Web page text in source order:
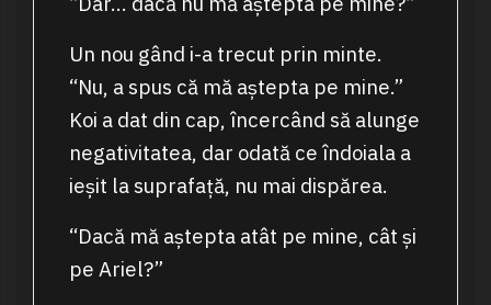
Un nou gând i-a trecut prin minte.
“Nu, a spus că mă aștepta pe mine.”
Koi a dat din cap, încercând să alunge
negativitatea, dar odată ce îndoiala a
ieșit la suprafață, nu mai dispărea.
“Dacă mă aștepta atât pe mine, cât și
pe Ariel?”